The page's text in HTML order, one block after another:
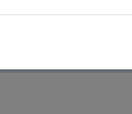
BLISC BLISC-P